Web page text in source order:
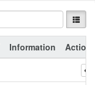
Information